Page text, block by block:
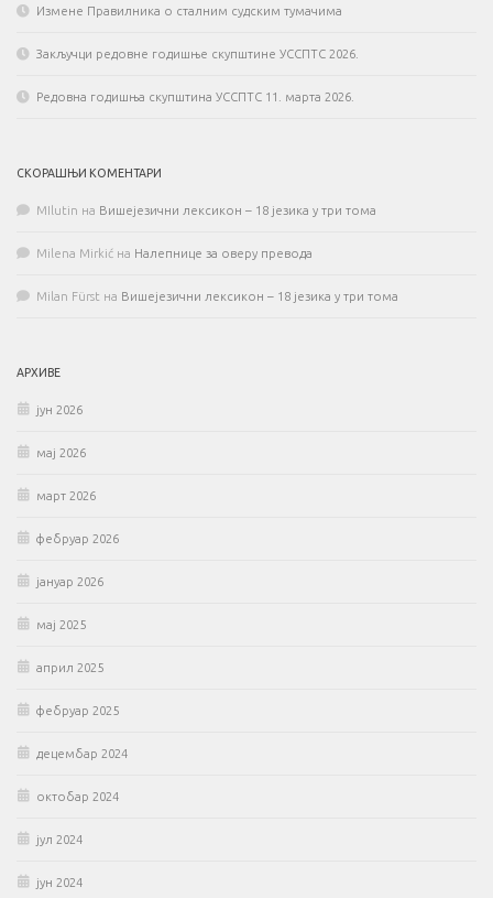
Измене Правилника о сталним судским тумачима
Закључци редовне годишње скупштине УССПТС 2026.
Редовна годишња скупштина УССПТС 11. марта 2026.
СКОРАШЊИ КОМЕНТАРИ
MIlutin на Вишејезични лексикон – 18 језика у три тома
Milena Mirkić на Налепнице за оверу превода
Milan Fürst на Вишејезични лексикон – 18 језика у три тома
АРХИВЕ
јун 2026
мај 2026
март 2026
фебруар 2026
јануар 2026
мај 2025
април 2025
фебруар 2025
децембар 2024
октобар 2024
јул 2024
јун 2024